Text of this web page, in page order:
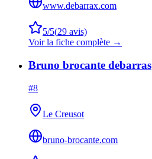
www.debarrax.com
5/5(29 avis)
Voir la fiche complète →
Bruno brocante debarras
#8
Le Creusot
bruno-brocante.com